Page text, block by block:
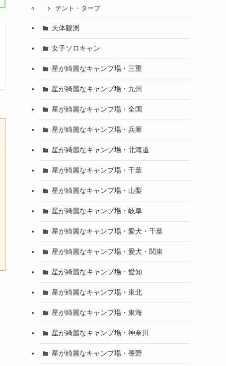
テント・タープ
天体観測
女子ソロキャン
星が綺麗なキャンプ場・三重
星が綺麗なキャンプ場・九州
星が綺麗なキャンプ場・全国
星が綺麗なキャンプ場・兵庫
星が綺麗なキャンプ場・北海道
星が綺麗なキャンプ場・千葉
星が綺麗なキャンプ場・山梨
星が綺麗なキャンプ場・岐阜
星が綺麗なキャンプ場・愛犬・千葉
星が綺麗なキャンプ場・愛犬・関東
星が綺麗なキャンプ場・愛知
星が綺麗なキャンプ場・東北
星が綺麗なキャンプ場・東海
星が綺麗なキャンプ場・神奈川
星が綺麗なキャンプ場・長野